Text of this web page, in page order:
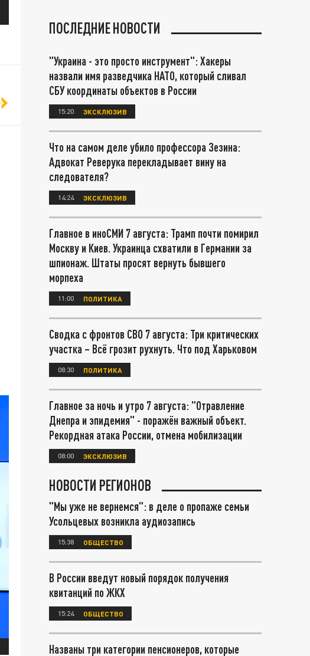
ПОСЛЕДНИЕ НОВОСТИ
"Украина - это просто инструмент": Хакеры
назвали имя разведчика НАТО, который сливал
СБУ координаты объектов в России
15:20 ЭКСКЛЮЗИВ
Что на самом деле убило профессора Зезина:
Адвокат Реверука перекладывает вину на
следователя?
14:24 ЭКСКЛЮЗИВ
Главное в иноСМИ 7 августа: Трамп почти помирил
Москву и Киев. Украинца схватили в Германии за
шпионаж. Штаты просят вернуть бывшего
морпеха
11:00 ПОЛИТИКА
Сводка с фронтов СВО 7 августа: Три критических
участка – Всё грозит рухнуть. Что под Харьковом
08:30 ПОЛИТИКА
Главное за ночь и утро 7 августа: "Отравление
Днепра и эпидемия" - поражён важный объект.
Рекордная атака России, отмена мобилизации
08:00 ЭКСКЛЮЗИВ
НОВОСТИ РЕГИОНОВ
"Мы уже не вернемся": в деле о пропаже семьи
Усольцевых возникла аудиозапись
15:38 ОБЩЕСТВО
В России введут новый порядок получения
квитанций по ЖКХ
15:24 ОБЩЕСТВО
Названы три категории пенсионеров, которые